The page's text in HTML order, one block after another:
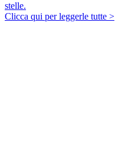
stelle.
Clicca qui per leggerle tutte >